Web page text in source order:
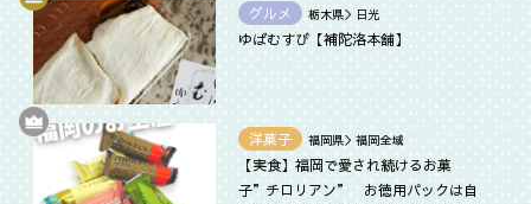
グルメ 栃木県＞日光
ゆばむすび【補陀洛本舗】
洋菓子 福岡県＞福岡全域
【実食】福岡で愛され続けるお菓
子”チロリアン” お徳用パックは自